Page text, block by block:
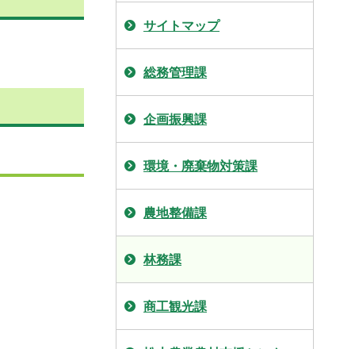
サイトマップ
総務管理課
企画振興課
環境・廃棄物対策課
農地整備課
林務課
商工観光課